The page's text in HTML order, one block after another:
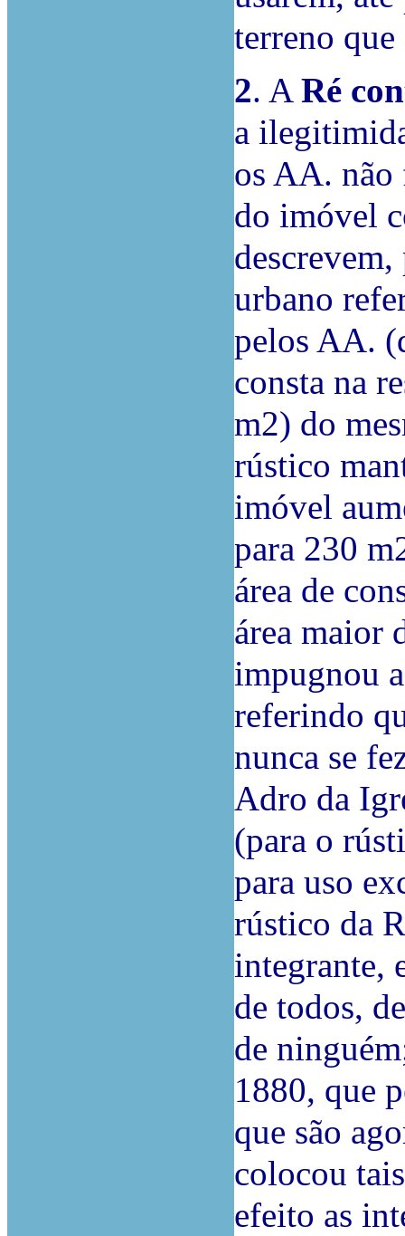
terreno que
2. ARé
a
os AA. não
do imóvel
urbano
pelos AA.
consta na
m2) do
rústico
imóvel
para 230
área de
área maior
impugnou
referindo
nunca se
Adro da
(para o
para uso
rústico da
integrante,
de todos,
de
1880, que
que são
colocou
efeito as